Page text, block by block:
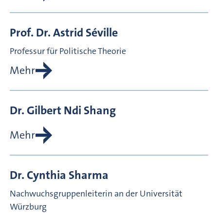
Prof. Dr.Astrid Séville
Professur für Politische Theorie
Mehr
Dr.Gilbert Ndi Shang
Mehr
Dr. Cynthia Sharma
Nachwuchsgruppenleiterin an der Universität
Würzburg